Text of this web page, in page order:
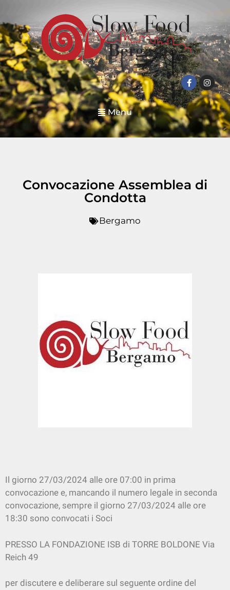
Menu
Convocazione Assemblea di
Condotta
Bergamo
Il giorno 27/03/2024 alle ore 07:00 in prima
convocazione e, mancando il numero legale in seconda
convocazione, sempre il giorno 27/03/2024 alle ore
18:30 sono convocati i Soci
PRESSO LA FONDAZIONE ISB di TORRE BOLDONE Via
Reich 49
per discutere e deliberare sul seguente ordine del